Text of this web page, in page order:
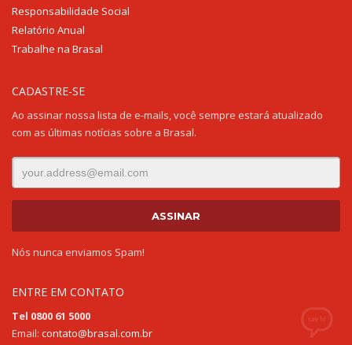
Responsabilidade Social
Relatório Anual
Trabalhe na Brasal
CADASTRE-SE
Ao assinar nossa lista de e-mails, você sempre estará atualizado
com as últimas notícias sobre a Brasal.
Nós nunca enviamos Spam!
ENTRE EM CONTATO
Tel 0800 61 5000
Email: contato@brasal.com.br